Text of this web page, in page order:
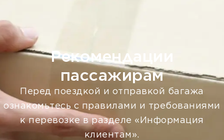
Рекомендации
пассажирам
Перед поездкой и отправкой багажа
ознакомьтесь с правилами и требованиями
к перевозке в разделе «Информация
клиентам».